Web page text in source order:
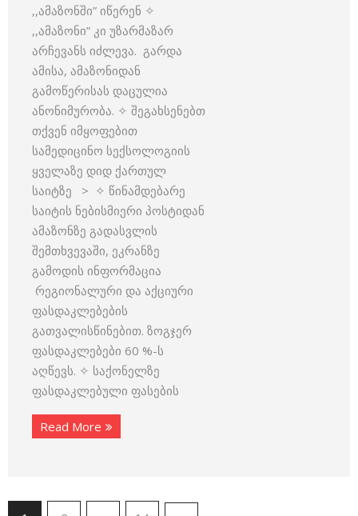
,,ამაზონში” იწერენ ✧
,,ამაზონი” კი უზარმაზარ
არჩევანს იძლევა. გარდა
ამისა, ამაზონიდან
გამოწერისას დაცულია
ანონიმურობა. ✧ შეგახსენებთ
თქვენ იმყოფებით
სამედიცინო სექსოლოგიის
ყველაზე დიდ ქართულ
საიტზე > ✧ წინამდებარე
საიტის ნებისმიერი პოსტიდან
ამაზონზე გადასვლის
შემთხვევაში, ეკრანზე
გამოდის ინფორმაცია
რეგიონალური და აქციური
ფასდაკლებების
გათვალისწინებით. ზოგჯერ
ფასდაკლებები 60 %-ს
აღწევს. ✧ საქონელზე
ფასდაკლებული ფასების
Read More